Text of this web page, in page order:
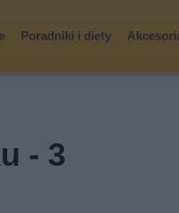
Poradniki i diety
- 3